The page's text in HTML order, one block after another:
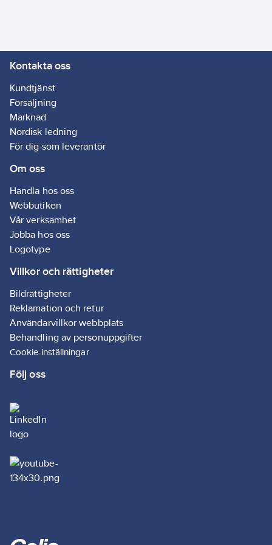
Typ 5 EN ISO 13982-1
Torkpartikeldräkt. Typ
6 EN13034 Spraytät
passform med låg
nivå. EN14126 Barriär
mot smittämnen.
radioaktiva partiklar -
Klass 2. EN1149-5
Antistatisk. DIN 32781
Skyddsbekämpningsmedel.
Användningsområden
• Jordbruk
• Renrum
• Färgsprutning
•
Brottsplatsundersäkningar
• Veterinärtjänster
Lev.
Ean
artikelnr:
Materialklass
alternativ till
artikelnummer
Kontakta oss
Kundtjänst
Försäljning
Marknad
Nordisk ledning
För dig som leverantör
Om oss
Handla hos oss
Webbutiken
Vår verksamhet
Jobba hos oss
Logotype
Villkor och rättigheter
Bildrättigheter
Reklamation och retur
Användarvillkor webbplats
Behandling av personuppgifter
Cookie-inställningar
Följ oss